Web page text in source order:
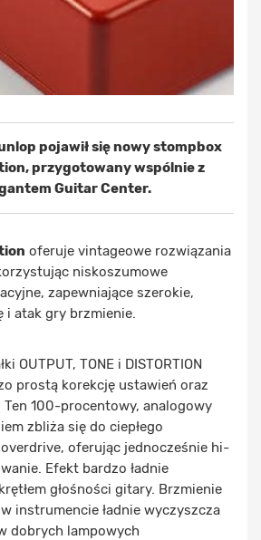
pojawił się nowy stompbox
przygotowany wspólnie z
Guitar Center.
oferuje vintageowe rozwiązania
niskoszumowe
zapewniające szerokie,
i atak gry brzmienie.
OUTPUT, TONE i DISTORTION
prostą korekcję ustawień oraz
100-procentowy, analogowy
zbliża się do ciepłego
oferując jednocześnie hi-
Efekt bardzo ładnie
głośności gitary. Brzmienie
instrumencie ładnie wyczyszcza
dobrych lampowych